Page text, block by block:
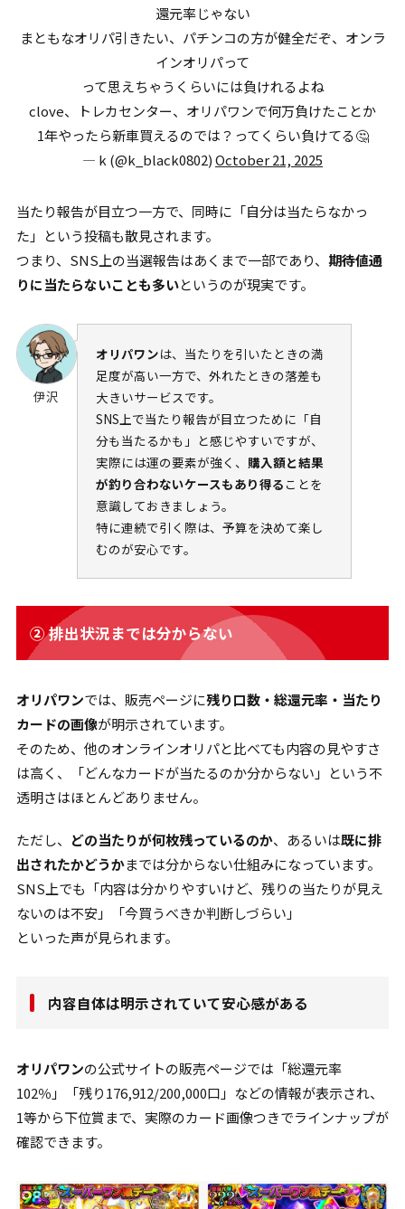
還元率じゃない
まともなオリパ引きたい、パチンコの方が健全だぞ、オンラ
インオリパって
って思えちゃうくらいには負けれるよね
clove、トレカセンター、オリパワンで何万負けたことか
1年やったら新車買えるのでは？ってくらい負けてる🤔
— k (@k_black0802)October 21, 2025
当たり報告が目立つ一方で、同時に「自分は当たらなかっ
た」という投稿も散見されます。
つまり、SNS上の当選報告はあくまで一部であり、 期待値通
りに当たらないことも多いというのが現実です。
伊沢
オリパワンは、当たりを引いたときの満
足度が高い一方で、外れたときの落差も
大きいサービスです。
SNS上で当たり報告が目立つために「自
分も当たるかも」と感じやすいですが、
実際には運の要素が強く、 購入額と結果
が釣り合わないケースもあり得る ことを
意識しておきましょう。
特に連続で引く際は、予算を決めて楽し
むのが安心です。
② 排出状況までは分からない
オリパワンでは、販売ページに残り口数・総還元率・当たり
カードの画像が明示されています。
そのため、他のオンラインオリパと比べても内容の見やすさ
は高く、「どんなカードが当たるのか分からない」という不
透明さはほとんどありません。
ただし、 どの当たりが何枚残っているのか、あるいは既に排
出されたかどうかまでは分からない仕組みになっています。
SNS上でも「内容は分かりやすいけど、残りの当たりが見え
ないのは不安」「今買うべきか判断しづらい」
といった声が見られます。
内容自体は明示されていて安心感がある
オリパワンの公式サイトの販売ページでは「総還元率
102％」「残り176,912/200,000口」などの情報が表示され、
1等から下位賞まで、実際のカード画像つきでラインナップが
確認できます。